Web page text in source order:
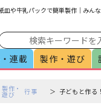
皿や牛乳パックで簡単製作｜みん
連載 製作・遊び
製作・
遊び 行事 子どもと作る